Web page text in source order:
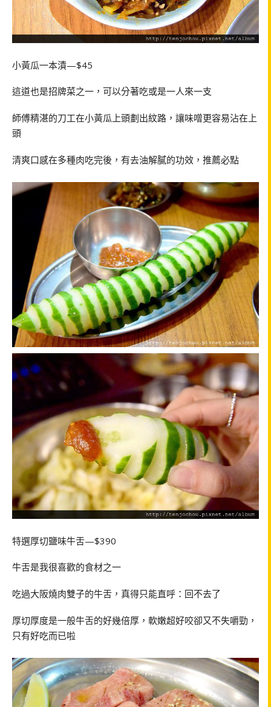
小黃瓜一本漬—$45
這道也是招牌菜之一，可以分著吃或是一人來一支
師傅精湛的刀工在小黃瓜上頭劃出紋路，讓味噌更容易沾在上
頭
清爽口感在多種肉吃完後，有去油解膩的功效，推薦必點
特選厚切鹽味牛舌—$390
牛舌是我很喜歡的食材之一
吃過大阪燒肉雙子的牛舌，真得只能直呼：回不去了
厚切厚度是一般牛舌的好幾倍厚，軟嫩超好咬卻又不失嚼勁，
只有好吃而已啦